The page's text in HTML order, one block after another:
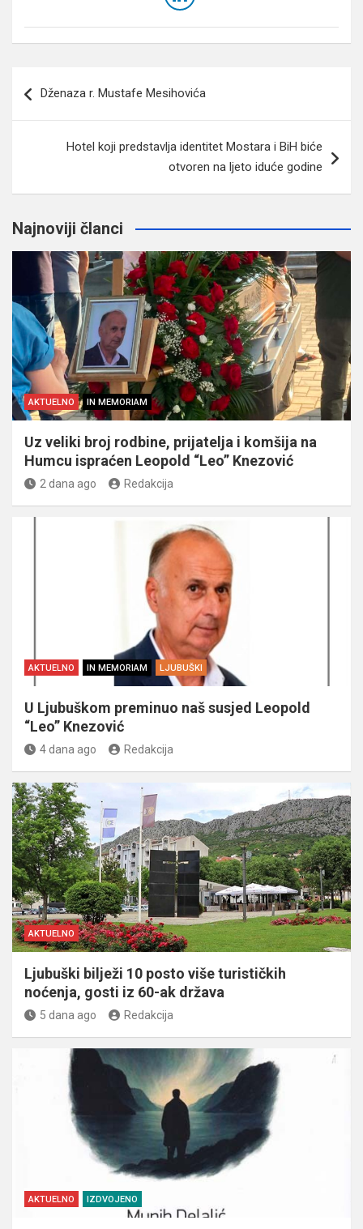
članaka
Dženaza r. Mustafe Mesihovića
Hotel koji predstavlja identitet Mostara i BiH biće
otvoren na ljeto iduće godine
Najnoviji članci
AKTUELNO IN MEMORIAM
Uz veliki broj rodbine, prijatelja i komšija na
Humcu ispraćen Leopold “Leo” Knezović
2 dana ago Redakcija
AKTUELNO IN MEMORIAM LJUBUŠKI
U Ljubuškom preminuo naš susjed Leopold
“Leo” Knezović
4 dana ago Redakcija
AKTUELNO
Ljubuški bilježi 10 posto više turističkih
noćenja, gosti iz 60-ak država
5 dana ago Redakcija
AKTUELNO IZDVOJENO